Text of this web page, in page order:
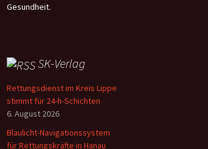
Gesundheit.
SK-Verlag
Rettungsdienst im Kreis Lippe
stimmt für 24-h-Schichten
6. August 2026
Blaulicht-Navigationssystem
für Rettungskräfte in Hanau